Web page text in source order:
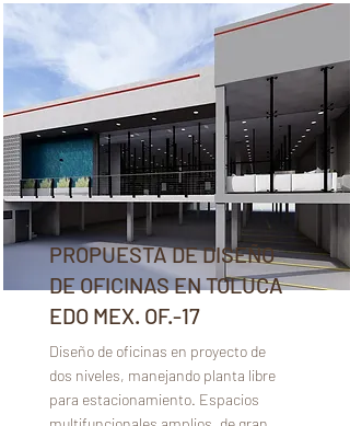
PROPUESTA DE DISEÑO
DE OFICINAS EN TOLUCA
EDO MEX. OF.-17
Diseño de oficinas en proyecto de
dos niveles, manejando planta libre
para estacionamiento. Espacios